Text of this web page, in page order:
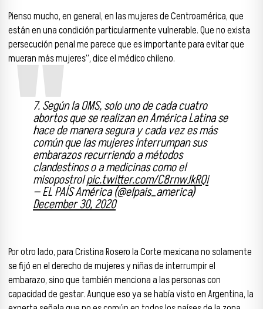
Pienso mucho, en general, en las mujeres de Centroamérica, que
están en una condición particularmente vulnerable. Que no exista
persecución penal me parece que es importante para evitar que
mueran más mujeres”, dice el médico chileno.
7. Según la OMS, solo uno de cada cuatro
abortos que se realizan en América Latina se
hace de manera segura y cada vez es más
común que las mujeres interrumpan sus
embarazos recurriendo a métodos
clandestinos o a medicinas como el
misopostrolpic.twitter.com/C8rnwJkRQi
— EL PAÍS América (@elpais_america)
December 30, 2020
Por otro lado, para Cristina Rosero la Corte mexicana no solamente
se fijó en el derecho de mujeres y niñas de interrumpir el
embarazo, sino que también menciona a las personas con
capacidad de gestar. Aunque eso ya se había visto en Argentina, la